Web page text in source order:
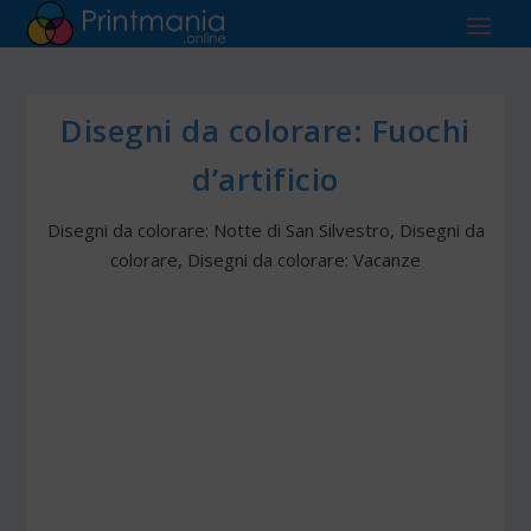
Disegni da colorare: Fuochi
d’artificio
Disegni da colorare: Notte di San Silvestro, Disegni da
colorare, Disegni da colorare: Vacanze